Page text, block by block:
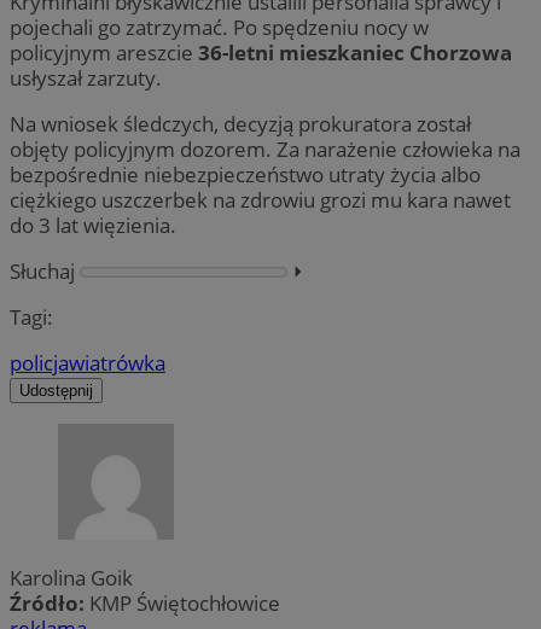
pojechali go zatrzymać. Po spędzeniu nocy w
policyjnym areszcie 36-letni mieszkaniec Chorzowa
usłyszał zarzuty.
Na wniosek śledczych, decyzją prokuratora został
objęty policyjnym dozorem. Za narażenie człowieka na
bezpośrednie niebezpieczeństwo utraty życia albo
ciężkiego uszczerbek na zdrowiu grozi mu kara nawet
do 3 lat więzienia.
Słuchaj
⏵︎
Tagi:
policjawiatrówka
Udostępnij
Karolina Goik
Źródło: KMP Świętochłowice